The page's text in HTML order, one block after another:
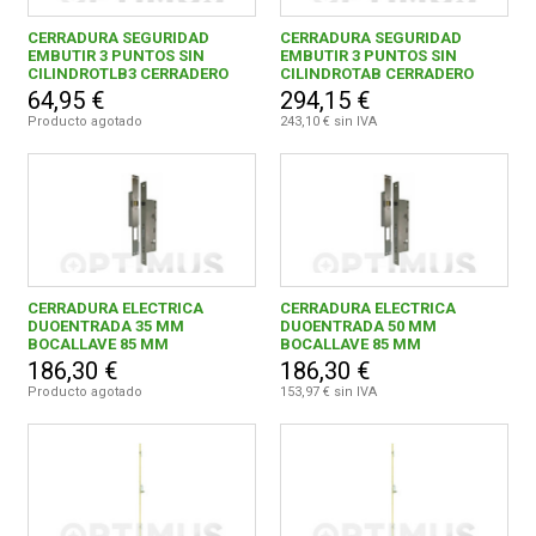
CERRADURA SEGURIDAD
EMBUTIR 3 PUNTOS SIN
CILINDROTLB3 CERRADERO
LARGO DORADO
64,95 €
Producto agotado
CERRADURA SEGURIDAD
EMBUTIR 3 PUNTOS SIN
CILINDROTAB CERRADERO
LARGO INOX
294,15 €
243,10 € sin IVA
CERRADURA ELECTRICA
DUOENTRADA 35 MM
BOCALLAVE 85 MM
186,30 €
Producto agotado
CERRADURA ELECTRICA
DUOENTRADA 50 MM
BOCALLAVE 85 MM
186,30 €
153,97 € sin IVA